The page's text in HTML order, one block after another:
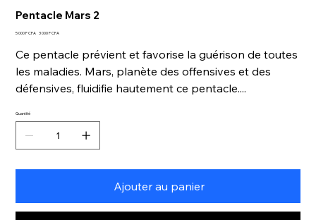
Pentacle Mars 2
Prix
5 000 F CFA Prix
3 000 F CFA
Ce pentacle prévient et favorise la guérison de toutes
les maladies. Mars, planète des offensives et des
défensives, fluidifie hautement ce pentacle....
Quantité
Ajouter au panier